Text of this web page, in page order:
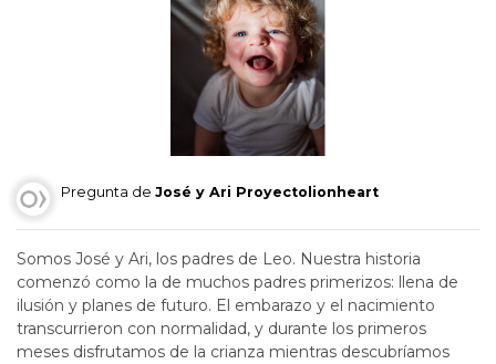
Pregunta de José y Ari Proyectolionheart
Somos José y Ari, los padres de Leo. Nuestra historia
comenzó como la de muchos padres primerizos: llena de
ilusión y planes de futuro. El embarazo y el nacimiento
transcurrieron con normalidad, y durante los primeros
meses disfrutamos de la crianza mientras descubríamos